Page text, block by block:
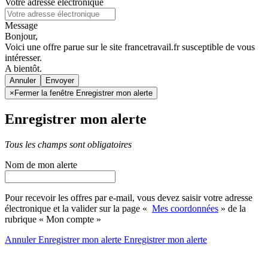
Votre adresse électronique
Message
Bonjour,
Voici une offre parue sur le site francetravail.fr susceptible de vous
intéresser.
A bientôt.
Annuler
× Fermer la fenêtre Enregistrer mon alerte
Enregistrer mon alerte
Tous les champs sont obligatoires
Nom de mon alerte
Pour recevoir les offres par e-mail, vous devez saisir votre adresse
électronique et la valider sur la page « Mes coordonnées » de la
rubrique « Mon compte »
AnnulerEnregistrer mon alerte Enregistrermon alerte